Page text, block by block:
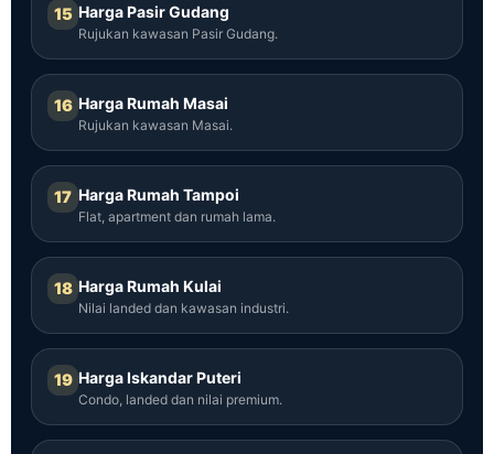
15 Harga Pasir Gudang
Rujukan kawasan Pasir Gudang.
16 Harga Rumah Masai
Rujukan kawasan Masai.
17 Harga Rumah Tampoi
Flat, apartment dan rumah lama.
18 Harga Rumah Kulai
Nilai landed dan kawasan industri.
19 Harga Iskandar Puteri
Condo, landed dan nilai premium.